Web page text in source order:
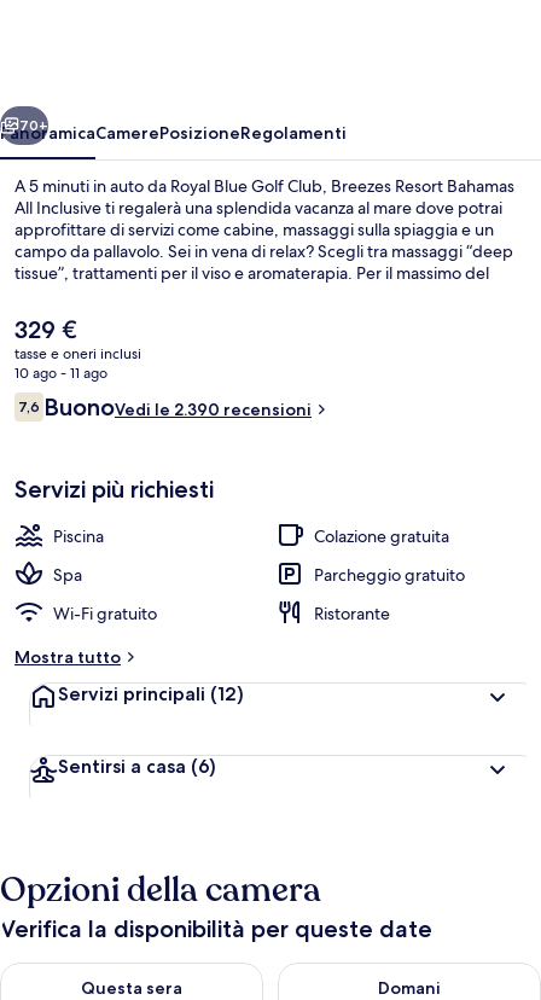
Avanti
70+
PanoramicaCamerePosizioneRegolamenti
A 5 minuti in auto da Royal Blue Golf Club, Breezes Resort Bahamas
All Inclusive ti regalerà una splendida vacanza al mare dove potrai
approfittare di servizi come cabine, massaggi sulla spiaggia e un
campo da pallavolo. Sei in vena di relax? Scegli tra massaggi “deep
tissue”, trattamenti per il viso e aromaterapia. Per il massimo del
ideale per uno spuntino, mentre per concludere la serata non c'è
niente di meglio del bar/lounge. Gli altri punti di forza della struttura
includono 2 campi da tennis all'aperto, una discoteca e un bar a
bordo piscina. Gli ospiti apprezzano molto la piscina e il personale
gentile.
Il
prezzo
attuale
è
329 €
329 €
tasse e oneri inclusi
10 ago - 11 ago
Recensioni
7,67,6 su 10
BuonoVedi le 2.390 recensioni
Servizi più richiesti
Piscina
Colazione gratuita
Spa
Parcheggio gratuito
Wi-Fi gratuito
Ristorante
Mostra tutto
Servizi principali (12)
Sentirsi a casa (6)
Opzioni della camera
Verifica la disponibilità per queste date
Questa sera
Verifica la disponibilità per questa sera, ago 9 - ago 10
Domani
Verifica la disponibilità per